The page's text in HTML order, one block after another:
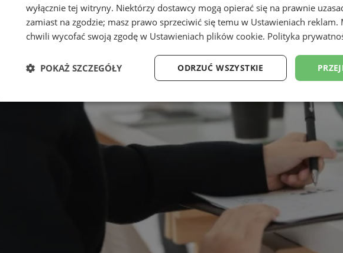
wyłącznie tej witryny. Niektórzy dostawcy mogą opierać się na prawnie
zamiast na zgodzie; masz prawo sprzeciwić się temu w Ustawieniach reklam.
chwili wycofać swoją zgodę w Ustawieniach plików cookie. Polityka
ODRZUĆ WSZYSTKIE
POKAŻ SZCZEGÓŁY
Niezbędne Wydajność Targetowanie Funkcjonalność
Funkcjonalność
Niezbędne pliki cookie umożliwiają korzystanie z podstawowych funkcji strony internetowej, takich
zarządzanie kontem. Bez niezbędnych plików cookie nie można prawidłowo korzystać ze strony
Provider/
Domena
przechowywania